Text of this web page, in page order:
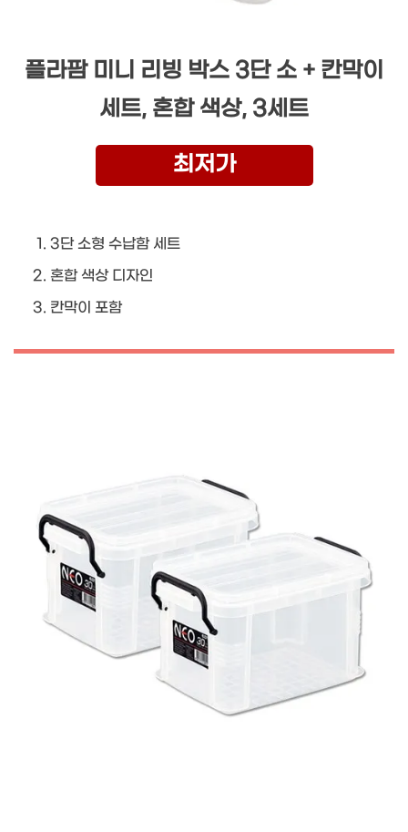
플라팜 미니 리빙 박스 3단 소 + 칸막이
세트, 혼합 색상, 3세트
최저가
3단 소형 수납함 세트
혼합 색상 디자인
칸막이 포함